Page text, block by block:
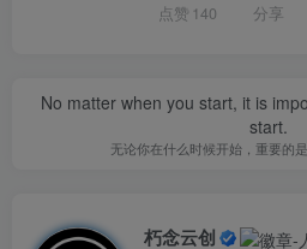
点赞 140 分享
No matter when you start, it is
start.
无论你在什么时候开始，重要的
朽念云创